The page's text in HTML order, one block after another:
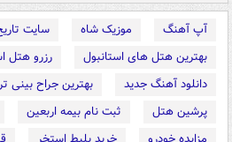
آپ آهنگ موزیک شاه
سایت
بهترین هتل های استانبول
رزرو هتل
دانلود آهنگ جدید
بهترین جراح بینی
پرشین هتل
ثبت نام بیمه اربعین